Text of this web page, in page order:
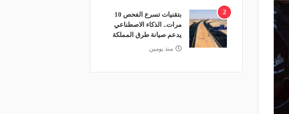
2
بتقنيات تسرع الفحص 10
مرات.. الذكاء الاصطناعي
يدعم صيانة طرق المملكة
منذ يومين